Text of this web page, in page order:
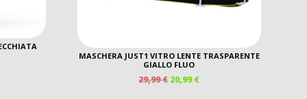
MASCHERA JUST1 VITRO LENTE TRASPARENTE
GIALLO FLUO
29,99€ IL
20,99€IL